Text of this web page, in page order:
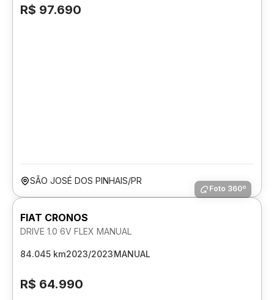
R$ 97.690
SÃO JOSÉ DOS PINHAIS/PR
Foto 360º
FIAT CRONOS
DRIVE 1.0 6V FLEX MANUAL
84.045 km2023/2023MANUAL
R$ 64.990